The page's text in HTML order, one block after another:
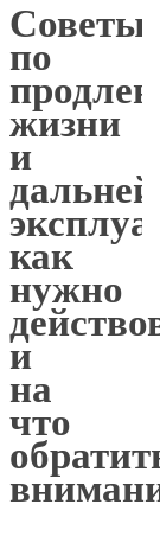
Советы
по
жизни
и
как
нужно
и
на
что